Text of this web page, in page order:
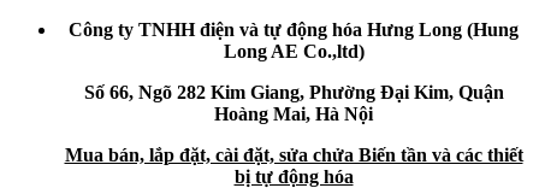
Công ty TNHH điện và tự động hóa Hưng Long (Hung
Long AE Co.,ltd)
Số 66, Ngõ 282 Kim Giang, Phường Đại Kim, Quận
Hoàng Mai, Hà Nội
Mua bán, lắp đặt, cài đặt, sửa chửa Biến tần và các thiết
bị tự động hóa